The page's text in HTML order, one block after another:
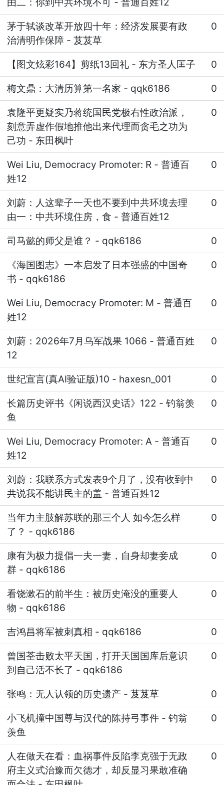
茅于轼谈改革开放四十年：经济发展要有政
治清明作保障 - 芨芨草
0
【图文炫彩164】剪纸13回礼 - 东方圣人匡子 0
梅文鼎：大清历算第一名家 - qqk6186 0
袁隆平更疑实乃蒋统国民党极右性政治派，
刻意弄虚作假地推他出来代理而贪毛之功为
己功 - 东田枫叶
0
Wei Liu, Democracy Promoter: R - 普通百
姓12
0
刘蔚：人这辈子一天也不要到中共环境去理
由一：中共环境住房，食 - 普通百姓12
0
司马懿的师父是谁？ - qqk6186 0
《海国图志》一本启发了日本强盛的中国奇
书 - qqk6186
0
Wei Liu, Democracy Promoter: M - 普通百
姓12
0
刘蔚：2026年7月乌军战果 1066 - 普通百姓
12
0
世纪宣言(真AI验证版)10 - haxesn_001 0
长篇历史评书《闲说西汉史话》122 - 钓翁羡
鱼
0
Wei Liu, Democracy Promoter: A - 普通百
姓12
0
刘蔚：我联系方式发表9个月了，没有收到中
共说我不能讲民主的盖 - 普通百姓12
0
当年力主肢解苏联的那三个人 如今怎么样
了？ - qqk6186
0
康有为极力提倡一夫一妻，自身却妻妾成
群 - qqk6186
0
看饶漱石的前半生：被历史淹没的重要人
物 - qqk6186
0
吉鸿昌将军被刺真相 - qqk6186 0
曾国荃击败太平天国，打开天国国库后意识
到自己活不长了 - qqk6186
0
张鸣：无人认领的历史遗产 - 芨芨草 0
小飞机撞中国尊与汉代的陈持弓事件 - 钓翁
羡鱼
0
人在做天在看：血祸事件反陷李克强于无政
府主义式治豫而欠德才，却反显习果敢准确
0